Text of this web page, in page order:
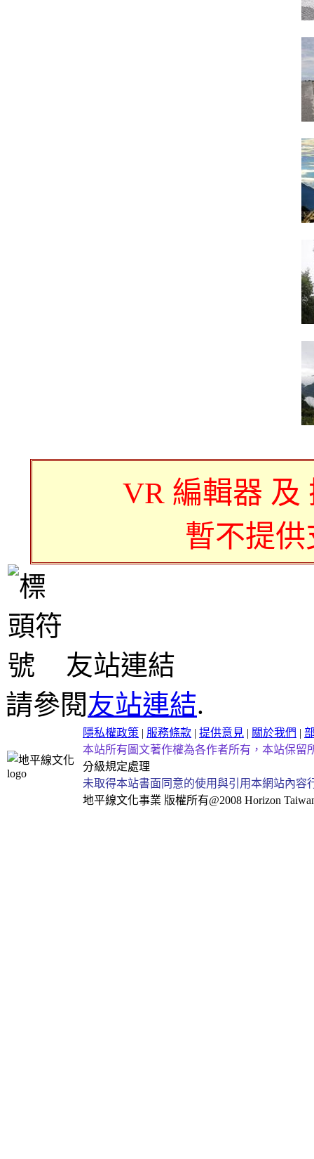
VR 編輯器 及
暫不提
友站連結
請參閱友站連結.
隱私權政策 | 服務條款 | 提供意見 | 關於我們 |
本站所有圖文著作權為各作者所有，本站保留
分級規定處理
未取得本站書面同意的使用與引用本網站內
地平線文化事業 版權所有@2008 Horizon